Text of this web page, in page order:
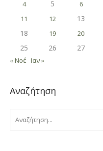
4 5 6
11 12 13
18
19 20
25
26 27
« Νοέ Ιαν »
Αναζήτηση